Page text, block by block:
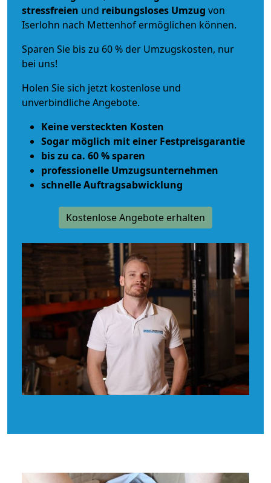
stressfreien und reibungsloses Umzug von
Iserlohn nach Mettenhof ermöglichen können.
Sparen Sie bis zu 60 % der Umzugskosten, nur
bei uns!
Holen Sie sich jetzt kostenlose und
unverbindliche Angebote.
Keine versteckten Kosten
Sogar möglich mit einer Festpreisgarantie
bis zu ca. 60 % sparen
professionelle Umzugsunternehmen
schnelle Auftragsabwicklung
Kostenlose Angebote erhalten